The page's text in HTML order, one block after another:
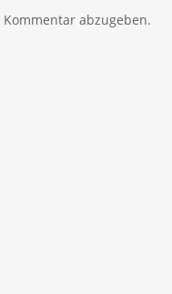
abzugeben.